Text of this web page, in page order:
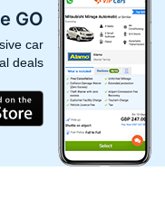
GO!
car
deals.